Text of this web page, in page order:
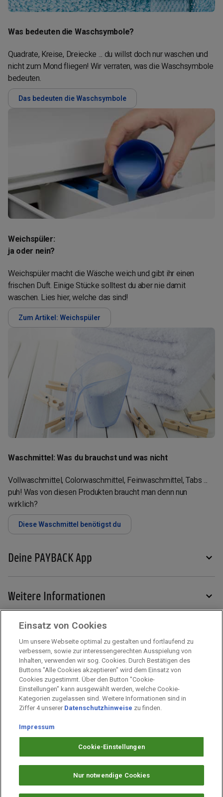
Was bedeuten die Waschsymbole?
Quadrate, Kreise, Dreiecke ... du willst doch nur waschen und
nicht zum Mond fliegen! Wir verraten, was die Waschsymbole
bedeuten.
Das bedeuten die Waschsymbole
Weichspüler:
ja oder nein?
Weichspüler macht die Wäsche weich und gibt ihr einen
frischen Duft. Einige Stücke solltest du aber nie damit
waschen. Lies hier, welche das sind!
Zum Artikel: Weichspüler
Waschmittel: Was du brauchst und was nicht
Vollwaschmittel, Colorwaschmittel, Feinwaschmittel, Tabs ...
puh! Was von diesen Produkten braucht man denn nun
wirklich?
Diese Waschmittel benötigst du
Deine PAYBACK App
Weitere Informationen
Mehr zu PAYBACK
Impressum
Arbeiten bei PAYBACK
Datenschutz
Cookie-Einstellungen
Einsatz von Cookies
Um unsere Webseite optimal zu gestalten und fortlaufend zu
verbessern, sowie zur interessengerechten Ausspielung von
Inhalten, verwenden wir sog. Cookies. Durch Bestätigen des
Buttons "Alle Cookies akzeptieren" wird dem Einsatz von
Cookies zugestimmt. Über den Button "Cookie-
Einstellungen" kann ausgewählt werden, welche Cookie-
Kategorien zugelassen sind. Weitere Informationen sind in
Ziffer 4 unserer Datenschutzhinweise zu finden.
Impressum
Cookie-Einstellungen
Nur notwendige Cookies